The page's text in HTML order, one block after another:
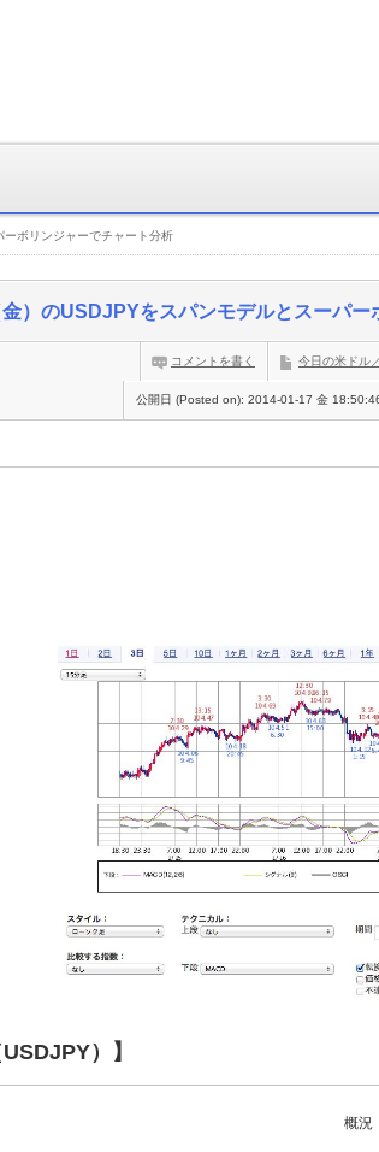
ボリンジャーでチャート分析
）のUSDJPYをスパンモデルとスーパー
今日の米ドル
コメントを書く
公開日 (Posted on): 2014-01-17 金
）】
概況